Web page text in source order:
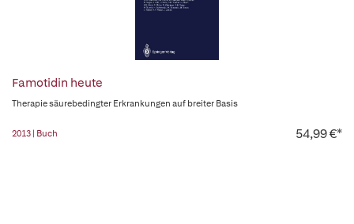
Famotidin heute
Therapie säurebedingter Erkrankungen auf breiter Basis
2013 | Buch 54,99 €*